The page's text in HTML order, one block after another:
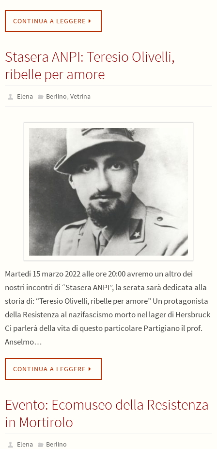
CONTINUA A LEGGERE
Stasera ANPI: Teresio Olivelli,
ribelle per amore
Elena Berlino, Vetrina
Martedí 15 marzo 2022 alle ore 20:00 avremo un altro dei
nostri incontri di “Stasera ANPI”, la serata sarà dedicata alla
storia di: “Teresio Olivelli, ribelle per amore” Un protagonista
della Resistenza al nazifascismo morto nel lager di Hersbruck
Ci parlerà della vita di questo particolare Partigiano il prof.
Anselmo…
CONTINUA A LEGGERE
Evento: Ecomuseo della Resistenza
in Mortirolo
Elena Berlino